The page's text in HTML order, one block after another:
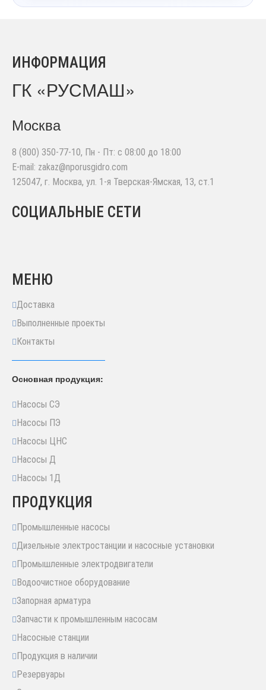
ИНФОРМАЦИЯ
ГК «РУСМАШ»
Москва
8 (800) 350-77-10, Пн - Пт: с 08:00 до 18:00
E-mail: zakaz@nporusgidro.com
125047, г. Москва, ул. 1-я Тверская-Ямская, 13, ст.1
СОЦИАЛЬНЫЕ СЕТИ
МЕНЮ
Доставка
Выполненные проекты
Контакты
Основная продукция:
Насосы СЭ
Насосы ПЭ
Насосы ЦНС
Насосы Д
Насосы 1Д
ПРОДУКЦИЯ
Промышленные насосы
Дизельные электростанции и насосные установки
Промышленные электродвигатели
Водоочистное оборудование
Запорная арматура
Запчасти к промышленным насосам
Насосные станции
Продукция в наличии
Резервуары